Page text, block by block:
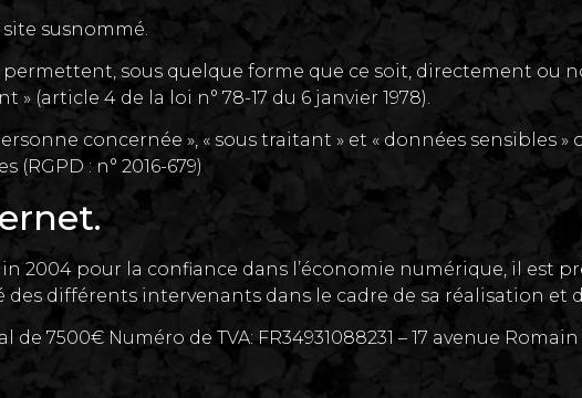
susnommé.
sous quelque forme que ce soit, directement ou
(article 4 de la loi n° 78-17 du 6 janvier 1978).
concernée », « sous traitant » et « données sensibles
: n° 2016-679)
2004 pour la confiance dans l’économie numérique, il est
des différents intervenants dans le cadre de sa réalisation et
de 7500€ Numéro de TVA: FR34931088231 – 17 avenue